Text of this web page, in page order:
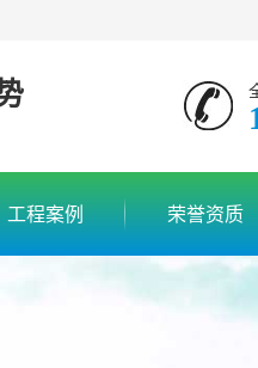
工程案例 荣誉资质